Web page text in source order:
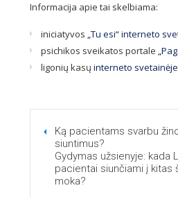
Informacija apie tai skelbiama:
iniciatyvos „Tu esi“ interneto
psichikos sveikatos portale
ligonių kasųinterneto svetainėje
Ką pacientams svarbu
siuntimus?
Gydymas užsienyje: kada
pacientai siunčiami į kitas
moka?